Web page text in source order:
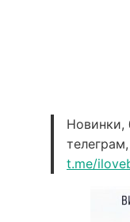
Новинки,
t.me/